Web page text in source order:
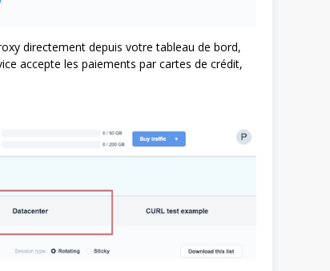
directement depuis votre tableau de bord,
accepte les paiements par cartes de crédit,